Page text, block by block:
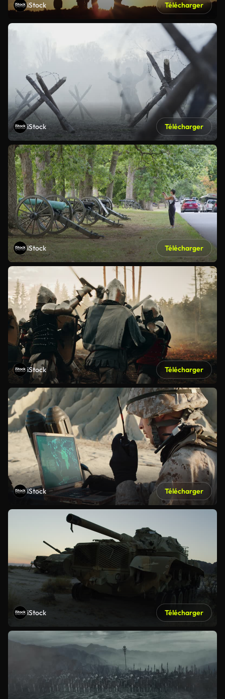
iStock Télécharger
iStock Télécharger
iStock Télécharger
iStock Télécharger
iStock Télécharger
iStock Télécharger